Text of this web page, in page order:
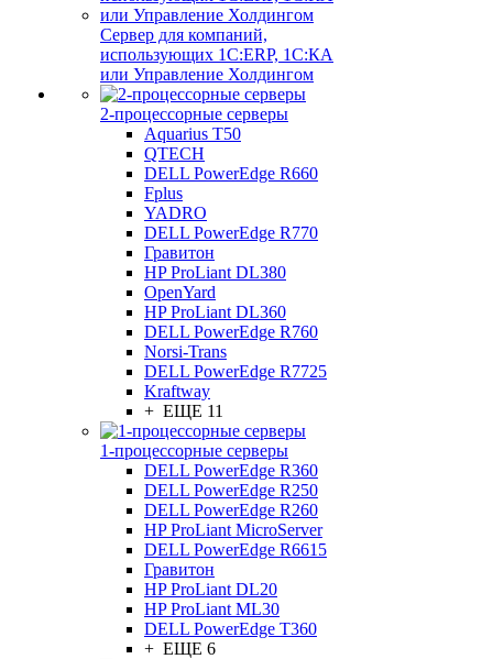
Сервер для компаний,
использующих 1C:ERP, 1С:КА
или Управление Холдингом
2-процессорные серверы
Aquarius T50
QTECH
DELL PowerEdge R660
Fplus
YADRO
DELL PowerEdge R770
Гравитон
HP ProLiant DL380
OpenYard
HP ProLiant DL360
DELL PowerEdge R760
Norsi-Trans
DELL PowerEdge R7725
Kraftway
+ ЕЩЕ 11
1-процессорные серверы
DELL PowerEdge R360
DELL PowerEdge R250
DELL PowerEdge R260
HP ProLiant MicroServer
DELL PowerEdge R6615
Гравитон
HP ProLiant DL20
HP ProLiant ML30
DELL PowerEdge T360
+ ЕЩЕ 6